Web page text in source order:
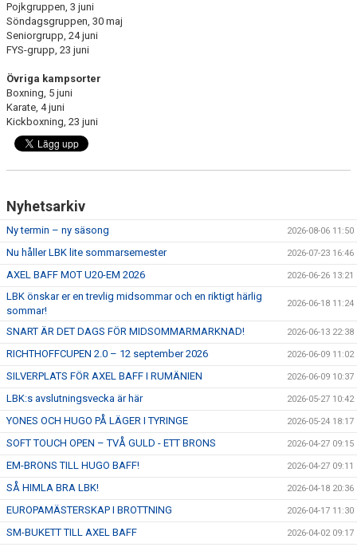
LBKS VÄRDEGRUNDER
LBKS JUBILEUMSBOK
STOLT SPONSOR
ÅNGERRÄTT
ENOLIV.SE
OM SKADAN ÄR FRAMME
FRÅGOR KRING FRITIDSKORTET
Pojkgruppen, 3 juni
Söndagsgruppen, 30 maj
Seniorgrupp, 24 juni
FYS-grupp, 23 juni
Övriga kampsorter
Boxning, 5 juni
Karate, 4 juni
Kickboxning, 23 juni
Nyhetsarkiv
Ny termin – ny säsong 2026-08-06 11:50
Nu håller LBK lite sommarsemester 2026-07-23 16:46
AXEL BAFF MOT U20-EM 2026 2026-06-26 13:21
LBK önskar er en trevlig midsommar och en riktigt härlig
sommar!
2026-06-18 11:24
SNART ÄR DET DAGS FÖR MIDSOMMARMARKNAD! 2026-06-13 22:38
RICHTHOFFCUPEN 2.0 – 12 september 2026 2026-06-09 11:02
SILVERPLATS FÖR AXEL BAFF I RUMÄNIEN 2026-06-09 10:37
LBK:s avslutningsvecka är här 2026-05-27 10:42
YONES OCH HUGO PÅ LÄGER I TYRINGE 2026-05-24 18:17
SOFT TOUCH OPEN – TVÅ GULD - ETT BRONS 2026-04-27 09:15
EM-BRONS TILL HUGO BAFF! 2026-04-27 09:11
SÅ HIMLA BRA LBK! 2026-04-18 20:36
EUROPAMÄSTERSKAP I BROTTNING 2026-04-17 11:30
SM-BUKETT TILL AXEL BAFF 2026-04-02 09:17